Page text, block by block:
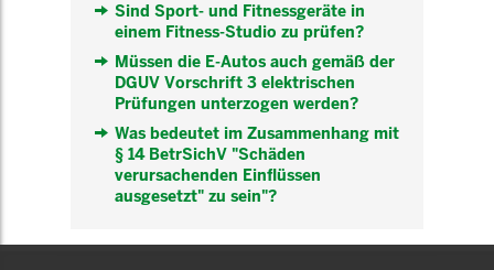
Sind Sport- und Fitnessgeräte in
einem Fitness-Studio zu prüfen?
Müssen die E-Autos auch gemäß der
DGUV Vorschrift 3 elektrischen
Prüfungen unterzogen werden?
Was bedeutet im Zusammenhang mit
§ 14 BetrSichV "Schäden
verursachenden Einflüssen
ausgesetzt" zu sein"?